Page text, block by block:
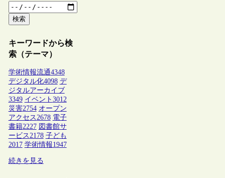
検索
キーワードから検
索（テーマ）
学術情報流通4348
デジタル化4098 デ
ジタルアーカイブ
3349 イベント 3012
災害2754 オープン
アクセス2678 電子
書籍2227 図書館サ
ービス2178 子ども
2017 学術情報1947
続きを見る